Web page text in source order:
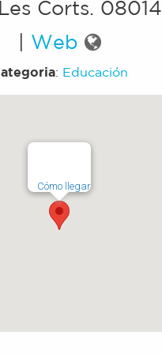
Corts. 08014
Web
: Educación
Cómo llegar